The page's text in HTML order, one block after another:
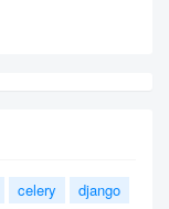
celery
django